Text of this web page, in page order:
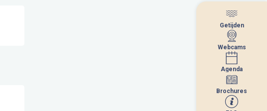
Getijden
Webcams
Agenda
Brochures